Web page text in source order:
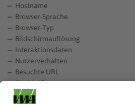
Hostname
Browser-Sprache
Browser-Typ
Bildschirmauflösung
Interaktionsdaten
Nutzerverhalten
Besuchte URL
Cookie ID
Gerätebetriebssystem